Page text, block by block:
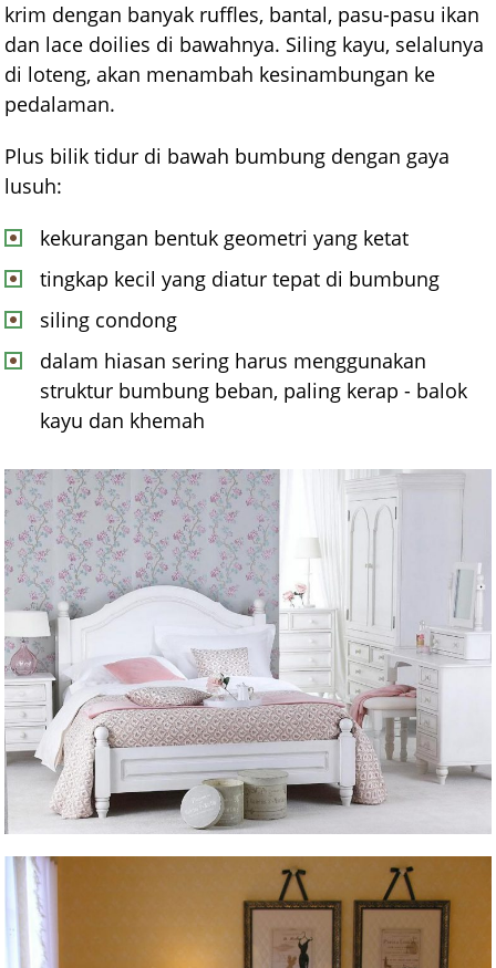
krim dengan banyak ruffles, bantal, pasu-pasu ikan
dan lace doilies di bawahnya. Siling kayu, selalunya
di loteng, akan menambah kesinambungan ke
pedalaman.
Plus bilik tidur di bawah bumbung dengan gaya
lusuh:
kekurangan bentuk geometri yang ketat
tingkap kecil yang diatur tepat di bumbung
siling condong
dalam hiasan sering harus menggunakan
struktur bumbung beban, paling kerap - balok
kayu dan khemah